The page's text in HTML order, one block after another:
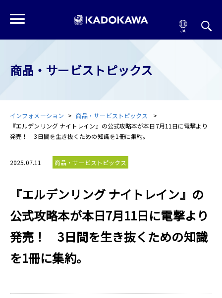
商品・サービストピックス
インフォメーション
商品・サービストピックス
『エルデンリング ナイトレイン』の公式攻略本が本日7月11日に電撃より
発売！ 3日間を生き抜くための知識を1冊に集約。
2025.07.11 商品・サービストピックス
『エルデンリング ナイトレイン』の
公式攻略本が本日7月11日に電撃より
発売！ 3日間を生き抜くための知識
を1冊に集約。